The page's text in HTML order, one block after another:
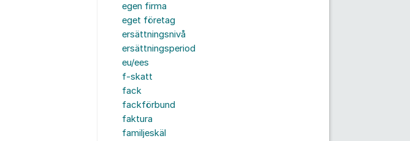
egen firma
eget företag
ersättningsnivå
ersättningsperiod
eu/ees
f-skatt
fack
fackförbund
faktura
familjeskäl